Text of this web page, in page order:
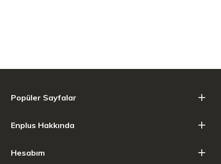
Popüler Sayfalar
Enplus Hakkında
Hesabım